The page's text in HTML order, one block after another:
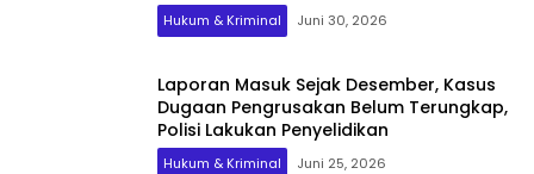
Hukum & Kriminal Juni 30, 2026
Laporan Masuk Sejak Desember, Kasus
Dugaan Pengrusakan Belum Terungkap,
Polisi Lakukan Penyelidikan
Hukum & Kriminal Juni 25, 2026